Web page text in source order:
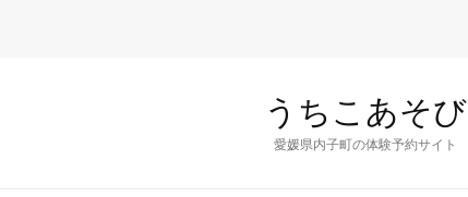
うちこあそび
愛媛県内子町の体験予約サイト